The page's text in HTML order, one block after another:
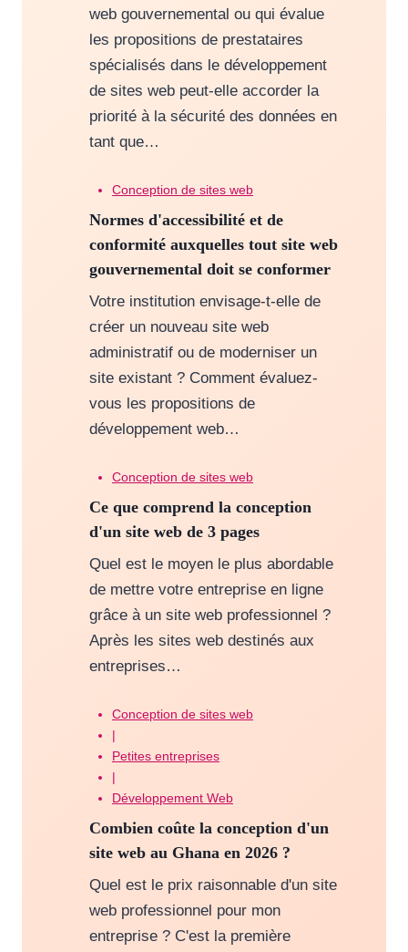
web gouvernemental ou qui évalue
les propositions de prestataires
spécialisés dans le développement
de sites web peut-elle accorder la
priorité à la sécurité des données en
tant que…
Conception de sites web
Normes d'accessibilité et de
conformité auxquelles tout site web
gouvernemental doit se conformer
Votre institution envisage-t-elle de
créer un nouveau site web
administratif ou de moderniser un
site existant ? Comment évaluez-
vous les propositions de
développement web…
Conception de sites web
Ce que comprend la conception
d'un site web de 3 pages
Quel est le moyen le plus abordable
de mettre votre entreprise en ligne
grâce à un site web professionnel ?
Après les sites web destinés aux
entreprises…
Conception de sites web
|
Petites entreprises
|
Développement Web
Combien coûte la conception d'un
site web au Ghana en 2026 ?
Quel est le prix raisonnable d'un site
web professionnel pour mon
entreprise ? C'est la première